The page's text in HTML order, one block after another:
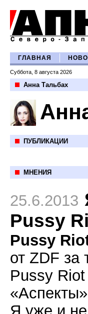
ГЛАВНАЯ
Суббота, 8 августа 2026
Анна Тальбах
ПУБЛИКАЦИИ
МНЕНИЯ
25.6.2013
Pussy
Pussy
от ZDF за
Pussy
Я уже и